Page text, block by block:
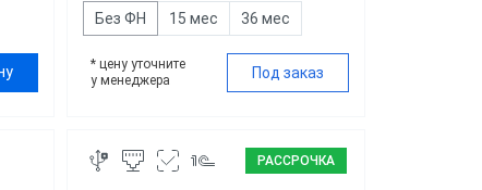
Без ФН 15 мес 36 мес
* цену уточните
у менеджера
Под заказ
РАССРОЧКА